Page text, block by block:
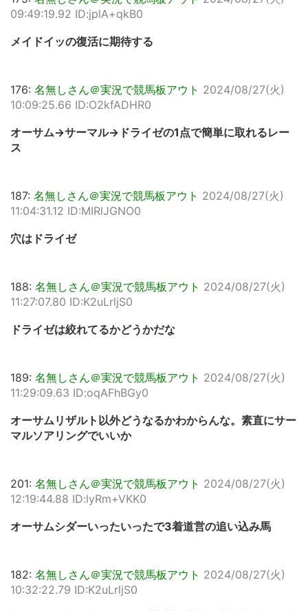
09:49:19.92 ID:jplA+qkB0
メイドイッの復活に期待する
176: 名無しさん＠実況で競馬板アウト 2024/08/27(火)
10:09:25.66 ID:O2kfADHR0
オーサム→サーマル→ドライゼの1点で簡単に取れるレー
ス
187: 名無しさん＠実況で競馬板アウト 2024/08/27(火)
11:04:31.12 ID:MIRlJGNO0
穴はドライゼ
188: 名無しさん＠実況で競馬板アウト 2024/08/27(火)
11:27:07.80 ID:K2uLrljS0
ドライゼは絞れてるかどうかだな
189: 名無しさん＠実況で競馬板アウト 2024/08/27(火)
11:29:09.63 ID:oqAFhBGy0
オーサムリザルト以外どうなるかわからんな。素直にサー
マルソアリングでいいか
201: 名無しさん＠実況で競馬板アウト 2024/08/27(火)
12:19:44.88 ID:lyRm+VKK0
オーサムシダーいったいったで3着道営の追い込み馬
182: 名無しさん＠実況で競馬板アウト 2024/08/27(火)
10:32:22.79 ID:K2uLrljS0